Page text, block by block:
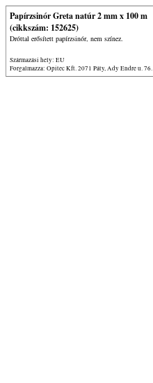
Papírzsinór Greta natúr 2 mm x 100 m
(cikkszám: 152625)
Dróttal erősített papírzsinór, nem színez.
Származási hely: EU
Forgalmazza: Opitec Kft. 2071 Páty, Ady Endre u. 76.